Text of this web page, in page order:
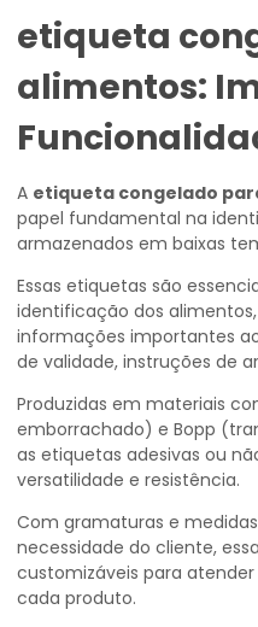
etiqueta
alimentos:
A etiqueta congelado
papel fundamental na
armazenados em baixas
Essas etiquetas são
identificação dos
informações importantes
de validade, instruções de
Produzidas em materiais
emborrachado) e Bopp
as etiquetas adesivas ou
versatilidade e resistência.
Com gramaturas e
necessidade do cliente,
customizáveis para
cada produto.